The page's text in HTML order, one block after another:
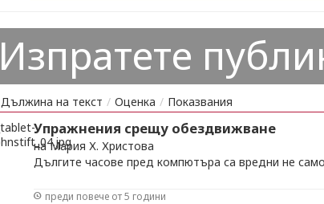
Изпратете
Дължина на текст / Оценка / Показвания
Упражнения срещу обездвижване
на Мария Х. Христова
Дългите часове пред компютъра са вредни не
преди повече от 5 години